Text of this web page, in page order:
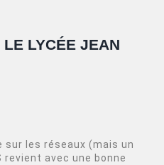
LE LYCÉE JEAN
sur les réseaux (mais un
revient avec une bonne